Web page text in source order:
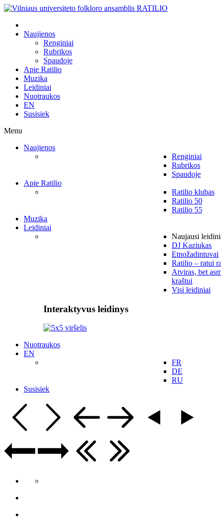
Naujienos
Renginiai
Rubrikos
Spaudoje
Apie Ratilio
Muzika
Leidiniai
Nuotraukos
EN
Susisiek
Menu
Naujienos
Renginiai
Rubrikos
Spaudoje
Apie Ratilio
Ratilio klubas
Ratilio 50
Ratilio 55
Muzika
Leidiniai
Naujausi
DJ Kaziukas
Etnožadintuvai
Ratilio – ratui
Atviras, bet
kraštui
Visi leidiniai
Interaktyvus leidinys
Nuotraukos
EN
FR
DE
RU
Susisiek